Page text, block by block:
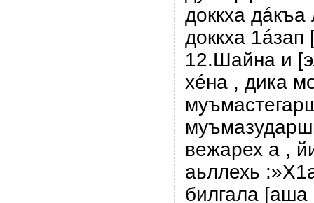
доккха дáкъа
доккха 1áзап
12.Шайна и
хéна , дика
вежарех а ,
аьллехь
билгала [ашa